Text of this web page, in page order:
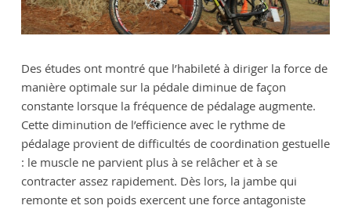
Des études ont montré que l’habileté à diriger la force de
manière optimale sur la pédale diminue de façon
constante lorsque la fréquence de pédalage augmente.
Cette diminution de l’efficience avec le rythme de
pédalage provient de difficultés de coordination gestuelle
: le muscle ne parvient plus à se relâcher et à se
contracter assez rapidement. Dès lors, la jambe qui
remonte et son poids exercent une force antagoniste